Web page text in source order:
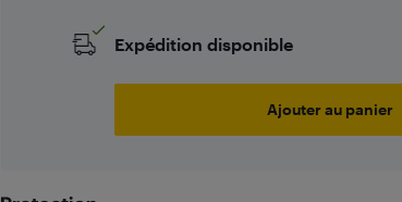
Expédition disponible
Ajouter au panier